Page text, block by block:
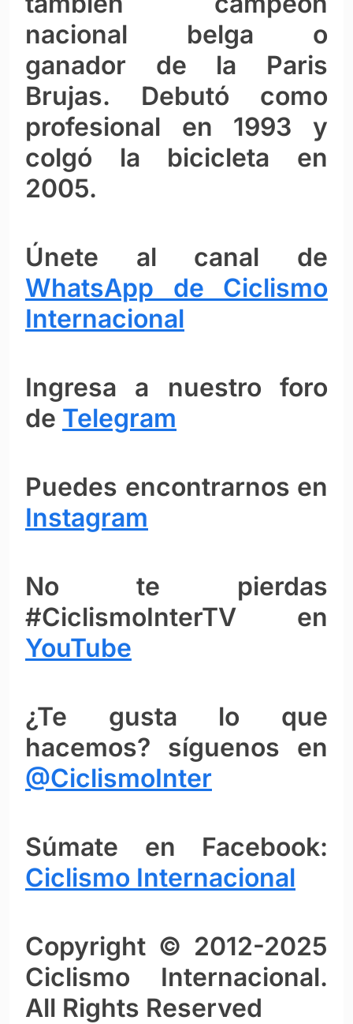
nacional belga o
ganador de la Paris
Brujas. Debutó como
profesional en 1993 y
colgó la bicicleta en
2005.
Únete al canal de
WhatsApp de Ciclismo
Internacional
Ingresa a nuestro foro
de Telegram
Puedes encontrarnos en
Instagram
No te pierdas
#CiclismoInterTV en
YouTube
¿Te gusta lo que
hacemos? síguenos en
@CiclismoInter
Súmate en Facebook:
Ciclismo Internacional
Copyright © 2012-2025
Ciclismo Internacional.
All Rights Reserved